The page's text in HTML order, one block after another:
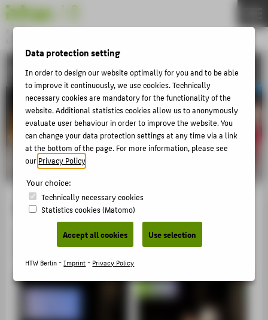
Bachelor
Menu
ACTIVITIES
Stella Garbert
Fotos aus der Fashion-Show: Claudia Nürnberger,
KOWA-Berlin
THEMEN
APPLICATION
STUDIES
ACTIVITIES
MASTER
ZENTRALE SEITEN
PORTALE
BERATUNG & SERVICE
ZENTRALEINRICHTUNGEN
Data protection setting
In order to design our website optimally for you and to be able
to improve it continuously, we use cookies. Technically
necessary cookies are mandatory for the functionality of the
website. Additional statistics cookies allow us to anonymously
evaluate user behaviour in order to improve the website. You
can change your data protection settings at any time via a link
at the bottom of the page. For more information, please see
ourPrivacy Policy
Your choice:
Technically necessary cookies
Statistics cookies (Matomo)
Accept all cookies Use selection
HTW Berlin -Imprint- Privacy Policy